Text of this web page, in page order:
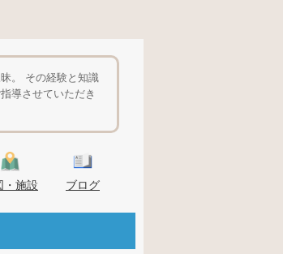
。 その経験と知識
導させていただき
・施設 ブログ